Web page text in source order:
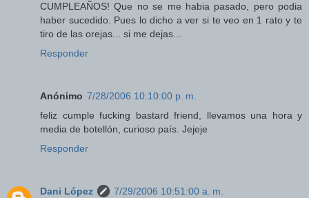
CUMPLEAÑOS! Que no se me habia pasado, pero podia
haber sucedido. Pues lo dicho a ver si te veo en 1 rato y te
tiro de las orejas... si me dejas...
Responder
Anónimo 7/28/2006 10:10:00 p. m.
feliz cumple fucking bastard friend, llevamos una hora y
media de botellón, curioso país. Jejeje
Responder
Dani López
7/29/2006 10:51:00 a. m.